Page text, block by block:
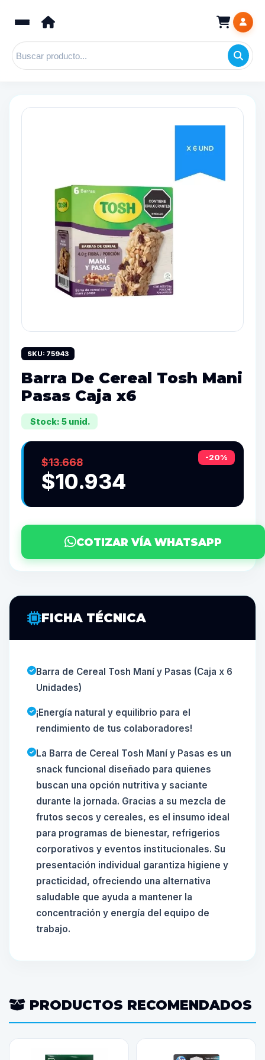
SKU: 75943
Barra De Cereal Tosh Mani
Pasas Caja x6
Stock: 5 unid.
-20%
$13.668
$10.934
COTIZAR VÍA WHATSAPP
FICHA TÉCNICA
Barra de Cereal Tosh Maní y Pasas (Caja x 6
Unidades)
¡Energía natural y equilibrio para el
rendimiento de tus colaboradores!
La Barra de Cereal Tosh Maní y Pasas es un
snack funcional diseñado para quienes
buscan una opción nutritiva y saciante
durante la jornada. Gracias a su mezcla de
frutos secos y cereales, es el insumo ideal
para programas de bienestar, refrigerios
corporativos y eventos institucionales. Su
presentación individual garantiza higiene y
practicidad, ofreciendo una alternativa
saludable que ayuda a mantener la
concentración y energía del equipo de
trabajo.
PRODUCTOS RECOMENDADOS